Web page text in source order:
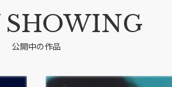
SHOWING
公開中の作品